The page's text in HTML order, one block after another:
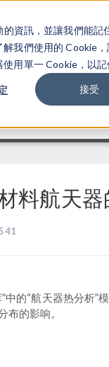
資訊，並讓我們能記
我們使用的 Cookie，
用單一 Cookie，以記
接受
料航天
中的“航天器热分析”
布的影响。